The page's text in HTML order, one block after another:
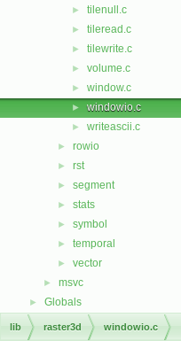
► tilenull.c
► tileread.c
► tilewrite.c
► volume.c
► window.c
► windowio.c
► writeascii.c
► rowio
► rst
► segment
► stats
► symbol
► temporal
► vector
► msvc
► Globals
lib raster3d windowio.c